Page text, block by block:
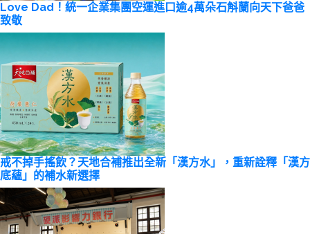
Love Dad！統一企業集團空運進口逾4萬朵石斛蘭向天下爸爸
致敬
戒不掉手搖飲？天地合補推出全新「漢方水」，重新詮釋「漢方
底蘊」的補水新選擇